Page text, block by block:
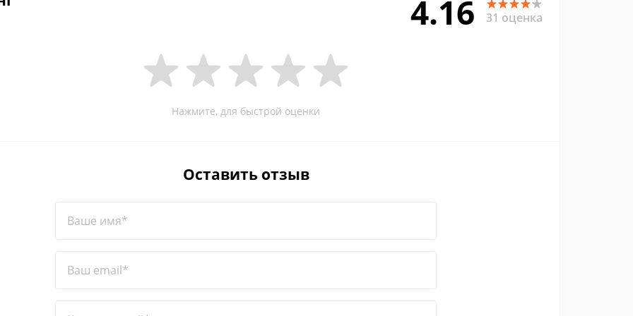
4.16 31 оценка
Нажмите, для быстрой оценки
Оставить отзыв
Ваше имя*
Ваш email*